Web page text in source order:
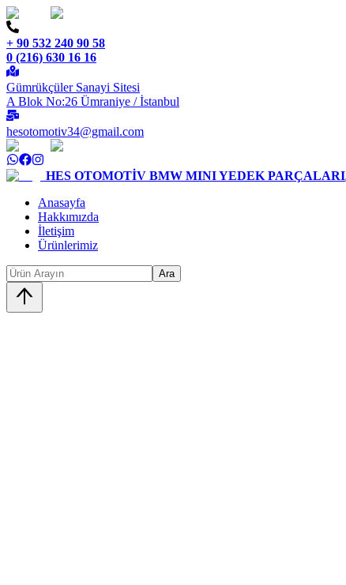
+ 90 532 240 90 58
0 (216) 630 16 16
Gümrükçüler Sanayi Sitesi
A Blok No:26 Ümraniye / İstanbul
hesotomotiv34@gmail.com
HES OTOMOTİV BMW MINI YEDEK PARÇALARI
Anasayfa
Hakkımızda
İletişim
Ürünlerimiz
Ara